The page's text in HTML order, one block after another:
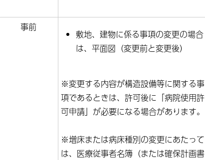
事前
敷地、建物に係る事項の変更の場合
は、平面図（変更前と変更後）
※変更する内容が構造設備等に関する事
項であるときは、許可後に「病院使用許
可申請」が必要になる場合があります。
※増床または病床種別の変更にあたって
は、医療従事者名簿（または確保計画書